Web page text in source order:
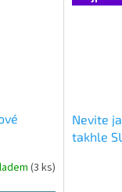
(3 ks)
Nevite
takhle